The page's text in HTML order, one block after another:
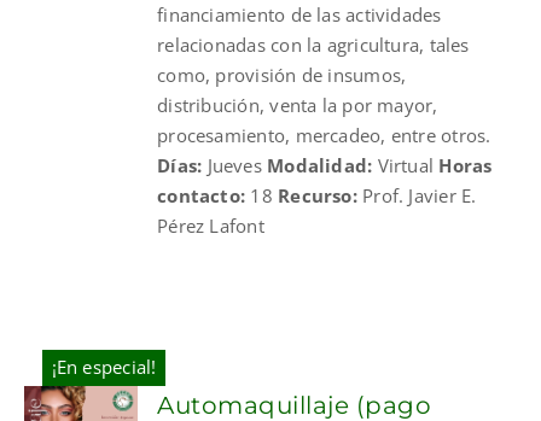
financiamiento de las actividades
relacionadas con la agricultura, tales
como, provisión de insumos,
distribución, venta la por mayor,
procesamiento, mercadeo, entre otros.
Días: Jueves Modalidad: Virtual Horas
contacto: 18 Recurso:Prof. Javier E.
Pérez Lafont
¡En especial!
Automaquillaje (pago